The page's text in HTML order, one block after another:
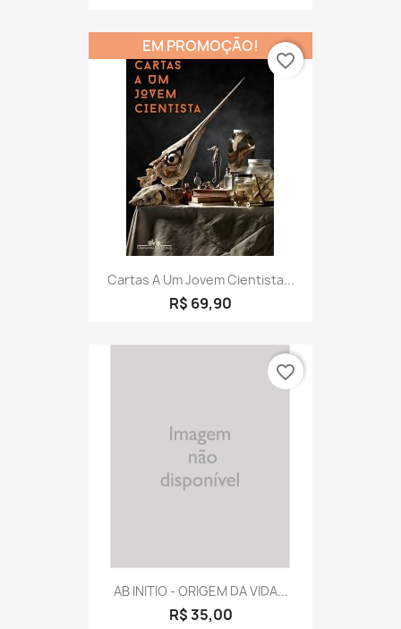
Cartas A Um Jovem Cientista...
R$ 69,90
EM PROMOÇÃO!
favorite_border
AB INITIO - ORIGEM DA VIDA...
R$ 35,00
favorite_border